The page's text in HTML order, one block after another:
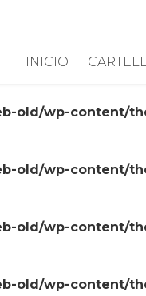
INICIO
old/wp-content/
old/wp-content/
old/wp-content/
old/wp-content/